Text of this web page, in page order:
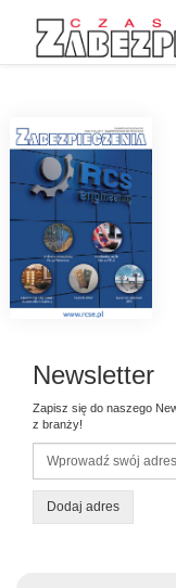
Newsletter
Zapisz się do naszego
z branży!
Dodaj adres